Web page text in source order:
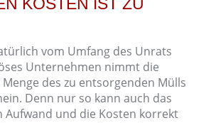
vom Umfang des Unrats
Unternehmen nimmt die
des zu entsorgenden Mülls
Denn nur so kann auch das
Aufwand und die Kosten korrekt